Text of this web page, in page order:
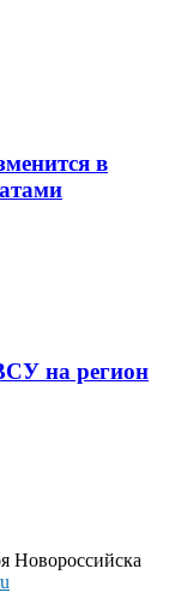
в
на регион
Новороссийска